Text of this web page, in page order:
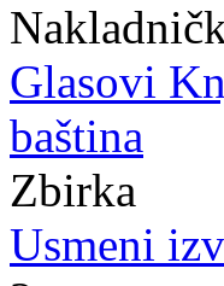
Glasovi
baština
Zbirka
Usmeni